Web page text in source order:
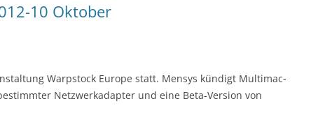
IBM REDBOOKS (1988)
10 Oktober
Warpstock Europe statt. Mensys kündigt Multimac-
Netzwerkadapter und eine Beta-Version von